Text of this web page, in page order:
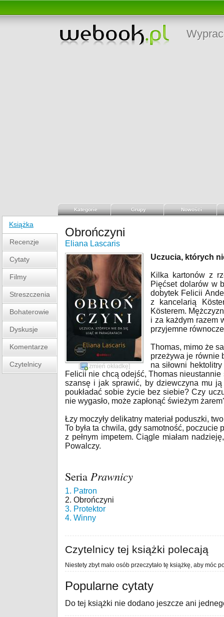
Kategorie Grupy Nowości
Książka
Recenzje
Cytaty
Filmy
Streszczenia
Bohaterowie
Dyskusje
Komentarze
Czytelnicy
Obrończyni
Eliana Lascaris
[ zmień okładkę]
Uczucia, których
Kilka kartonów z
Pięćset dolarów w
dobytek Felicii
z kancelarią
Kösterem.
i za każdym razem
przyjemne
Thomas, mimo że
przeżywa je równie
na siłowni
Felicii nie chcą odejść, Thomas
szansę i jak sprawić, by dziewczyna mu
poukładać sobie życie bez siebie? Czy
nie wygasło, może zapłonąć świeżym
Łzy moczyły delikatny materiał poduszki,
To była ta chwila, gdy samotność, poczucie
z pełnym impetem. Ciągle miałam
Powalczy.
Seria Prawnicy
1. Patron
2. Obrończyni
3. Protektor
4. Winny
Czytelnicy tej książki polecają
Niestety zbyt mało osób przeczytało tę książkę, aby móc
Popularne cytaty
Do tej książki nie dodano jeszcze ani